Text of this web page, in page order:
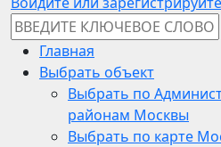
Главная
Выбрать объект
Выбрать по
районам Москвы
Выбрать по карте